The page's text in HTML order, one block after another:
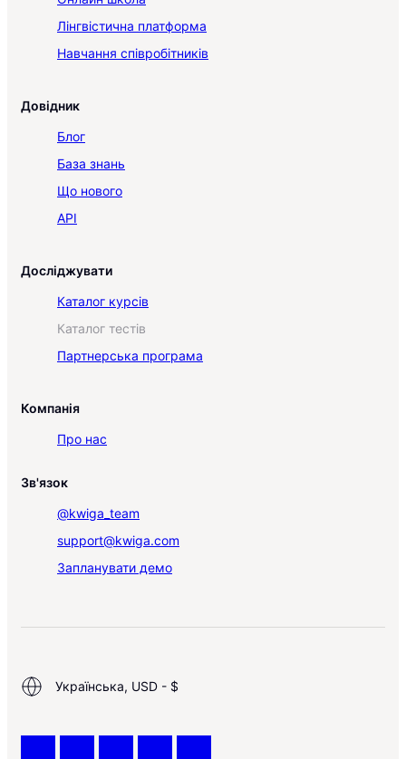
Лінгвістична платформа
Навчання співробітників
Довідник
Блог
База знань
Що нового
API
Досліджувати
Каталог курсів
Каталог тестів
Партнерська програма
Компанія
Про нас
Зв'язок
@kwiga_team
support@kwiga.com
Запланувати демо
Українська, USD - $